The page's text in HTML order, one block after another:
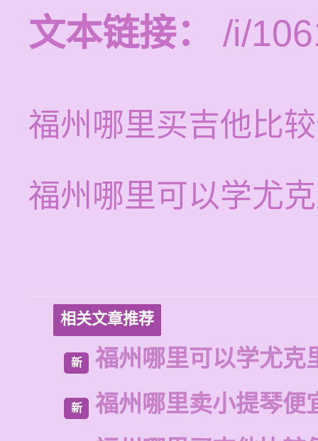
文本链接：
/i/
福州哪里买吉他比
福州哪里可以学尤
相关文章推荐
新 福州哪里可以学尤克
新
福州哪里卖小提琴便